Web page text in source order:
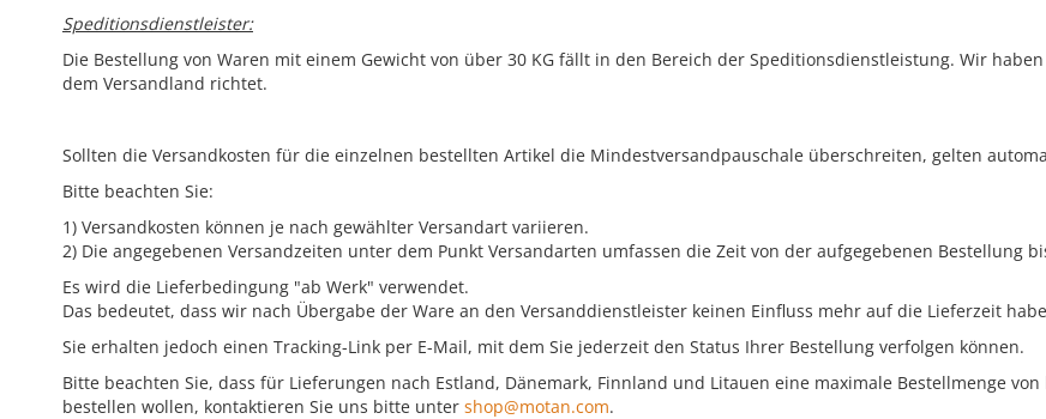
Speditionsdienstleister:
Die Bestellung von Waren mit einem Gewicht von über 30 KG fällt in den Bereich der Speditionsdienstleistung. Wir
dem Versandland richtet.
Sollten die Versandkosten für die einzelnen bestellten Artikel die Mindestversandpauschale überschreiten, gelten
Bitte beachten Sie:
1) Versandkosten können je nach gewählter Versandart variieren.
2) Die angegebenen Versandzeiten unter dem Punkt Versandarten umfassen die Zeit von der aufgegebenen Bestellung
Es wird die Lieferbedingung "ab Werk" verwendet.
Das bedeutet, dass wir nach Übergabe der Ware an den Versanddienstleister keinen Einfluss mehr auf die Lieferzeit
Sie erhalten jedoch einen Tracking-Link per E-Mail, mit dem Sie jederzeit den Status Ihrer Bestellung verfolgen können.
Bitte beachten Sie, dass für Lieferungen nach Estland, Dänemark, Finnland und Litauen eine maximale Bestellmenge
bestellen wollen, kontaktieren Sie uns bitte unter shop@motan.com.